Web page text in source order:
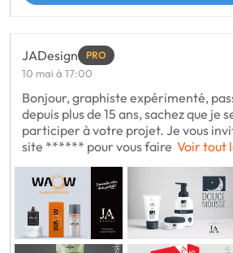
JADesign PRO
10 mai à 17:00
Bonjour, graphiste expérimenté,
depuis plus de 15 ans, sachez que je
participer à votre projet. Je vous
site ****** pour vous faire Voir tout